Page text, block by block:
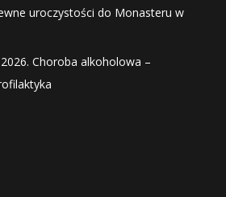
uroczystości do Monasteru w
Choroba alkoholowa –